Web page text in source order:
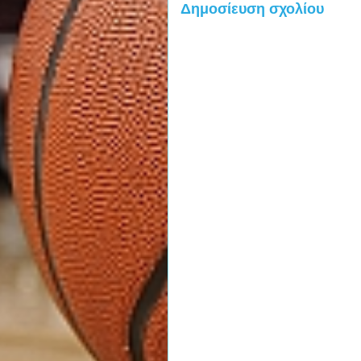
Δημοσίευση σχολίου